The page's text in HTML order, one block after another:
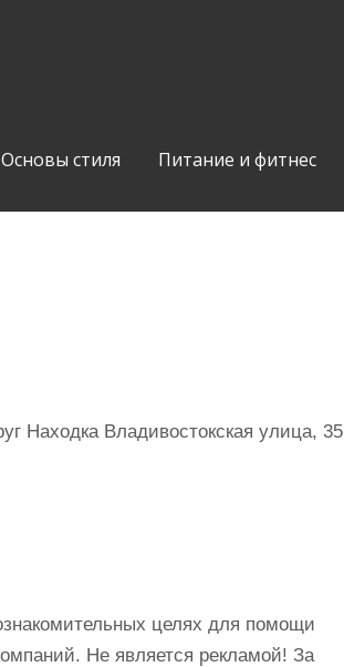
Основы стиля Питание и фитнес
Находка Владивостокская улица, 35
целях для помощи
Не является рекламой! За